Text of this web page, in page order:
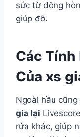
sức từ đông
giúp đỡ.
Các Tính
Của xs
Ngoài hầu
gia lại
rứa khác, giúp